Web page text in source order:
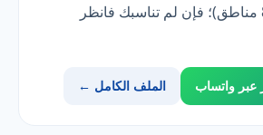
القائمة (1 مقابل 8 مناطق)؛ فإن لم تناسبك فانظر
واتساب الملف الكامل ←